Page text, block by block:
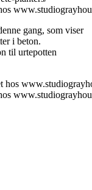
gang, som viser
i beton.
til urtepotten